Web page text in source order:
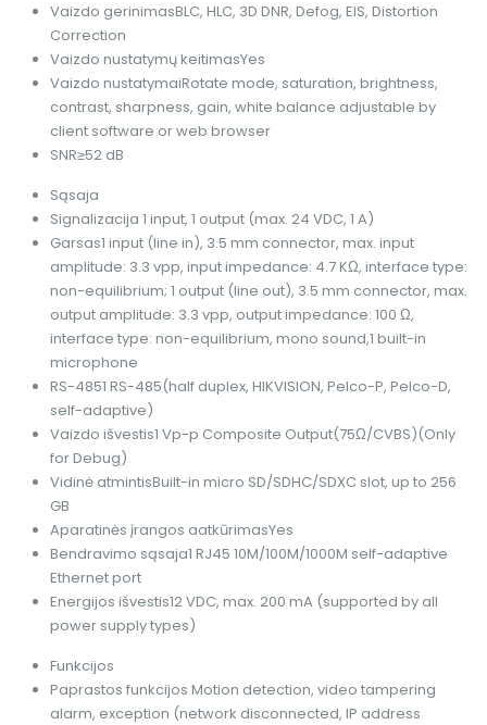
Vaizdo gerinimasBLC, HLC, 3D DNR, Defog, EIS, Distortion
Correction
Vaizdo nustatymų keitimasYes
Vaizdo nustatymaiRotate mode, saturation, brightness,
contrast, sharpness, gain, white balance adjustable by
client software or web browser
SNR≥52 dB
Sąsaja
Signalizacija 1 input, 1 output (max. 24 VDC, 1 A)
Garsas1 input (line in), 3.5 mm connector, max. input
amplitude: 3.3 vpp, input impedance: 4.7 KΩ, interface type:
non-equilibrium; 1 output (line out), 3.5 mm connector, max.
output amplitude: 3.3 vpp, output impedance: 100 Ω,
interface type: non-equilibrium, mono sound,1 built-in
microphone
RS-4851 RS-485(half duplex, HIKVISION, Pelco-P, Pelco-D,
self-adaptive)
Vaizdo išvestis1 Vp-p Composite Output(75Ω/CVBS)(Only
for Debug)
Vidinė atmintisBuilt-in micro SD/SDHC/SDXC slot, up to 256
GB
Aparatinės įrangos aatkūrimasYes
Bendravimo sąsaja1 RJ45 10M/100M/1000M self-adaptive
Ethernet port
Energijos išvestis12 VDC, max. 200 mA (supported by all
power supply types)
Funkcijos
Paprastos funkcijos Motion detection, video tampering
alarm, exception (network disconnected, IP address